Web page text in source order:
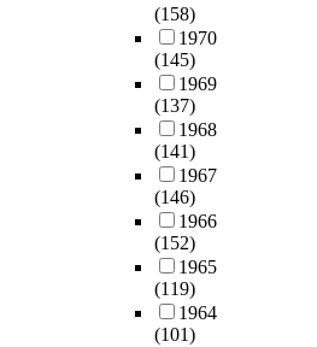
(158)
1970
(145)
1969
(137)
1968
(141)
1967
(146)
1966
(152)
1965
(119)
1964
(101)